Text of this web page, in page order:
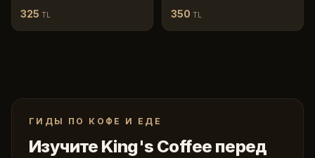
325 TL 350 TL
ГИДЫ ПО КОФЕ И ЕДЕ
Изучите King's Coffee перед